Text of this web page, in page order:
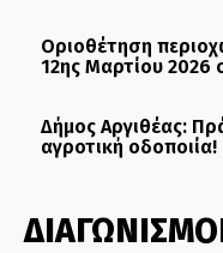
Οριοθέτηση
12ης Μαρτίου 2026
Δήμος Αργιθέας:
αγροτική οδοποιία!